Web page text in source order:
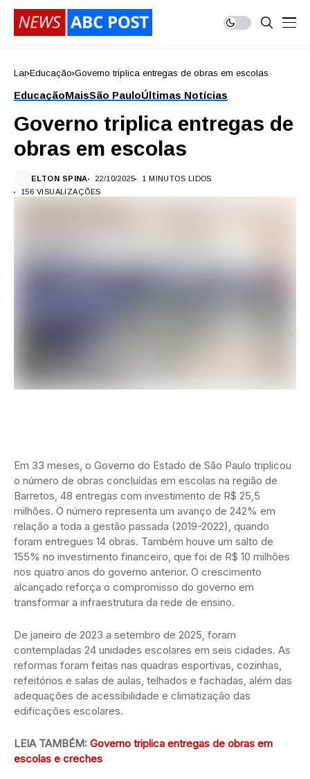
Lar Educação Governo triplica entregas de obras em escolas
EducaçãoMaisSão PauloÚltimas Notícias
Governo triplica entregas de
obras em escolas
ELTON SPINA 22/10/2025
1 MINUTOS LIDOS
156 VISUALIZAÇÕES
Em 33 meses, o Governo do Estado de São Paulo triplicou
o número de obras concluídas em escolas na região de
Barretos, 48 entregas com investimento de R$ 25,5
milhões. O número representa um avanço de 242% em
relação a toda a gestão passada (2019-2022), quando
foram entregues 14 obras. Também houve um salto de
155% no investimento financeiro, que foi de R$ 10 milhões
nos quatro anos do governo anterior. O crescimento
alcançado reforça o compromisso do governo em
transformar a infraestrutura da rede de ensino.
De janeiro de 2023 a setembro de 2025, foram
contempladas 24 unidades escolares em seis cidades. As
reformas foram feitas nas quadras esportivas, cozinhas,
refeitórios e salas de aulas, telhados e fachadas, além das
adequações de acessibilidade e climatização das
edificações escolares.
LEIA TAMBÉM: Governo triplica entregas de obras em
escolas e creches